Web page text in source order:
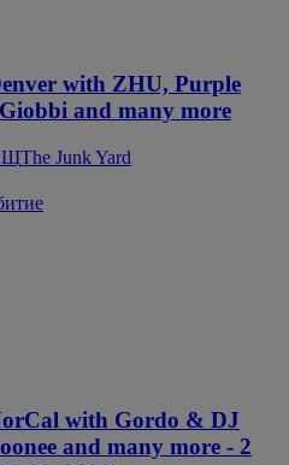
with ZHU, Purple
and many more
The Junk Yard
with Gordo & DJ
and many more - 2